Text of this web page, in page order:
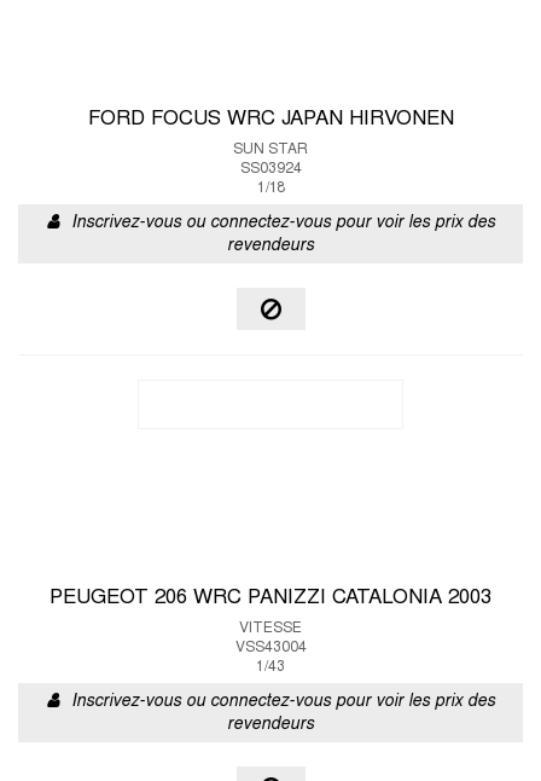
FORD FOCUS WRC JAPAN HIRVONEN
SUN STAR
SS03924
1/18
Inscrivez-vous ou connectez-vous pour voir les prix des
revendeurs
PEUGEOT 206 WRC PANIZZI CATALONIA 2003
VITESSE
VSS43004
1/43
Inscrivez-vous ou connectez-vous pour voir les prix des
revendeurs